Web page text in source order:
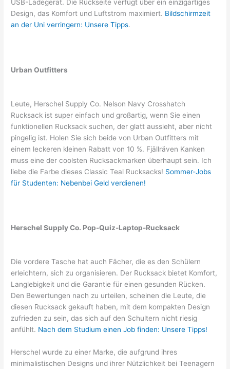
USB-Ladegerät. Die Rückseite verfügt über ein einzigartiges
Design, das Komfort und Luftstrom maximiert. Bildschirmzeit
an der Uni verringern: Unsere Tipps.
Urban Outfitters
Leute, Herschel Supply Co. Nelson Navy Crosshatch
Rucksack ist super einfach und großartig, wenn Sie einen
funktionellen Rucksack suchen, der glatt aussieht, aber nicht
pingelig ist. Holen Sie sich beide von Urban Outfitters mit
einem leckeren kleinen Rabatt von 10 %. Fjällräven Kanken
muss eine der coolsten Rucksackmarken überhaupt sein. Ich
liebe die Farbe dieses Classic Teal Rucksacks! Sommer-Jobs
für Studenten: Nebenbei Geld verdienen!
Herschel Supply Co. Pop-Quiz-Laptop-Rucksack
Die vordere Tasche hat auch Fächer, die es den Schülern
erleichtern, sich zu organisieren. Der Rucksack bietet Komfort,
Langlebigkeit und die Garantie für einen gesunden Rücken.
Den Bewertungen nach zu urteilen, scheinen die Leute, die
diesen Rucksack gekauft haben, mit dem kompakten Design
zufrieden zu sein, das sich auf den Schultern nicht riesig
anfühlt. Nach dem Studium einen Job finden: Unsere Tipps!
Herschel wurde zu einer Marke, die aufgrund ihres
minimalistischen Designs und ihrer Nützlichkeit bei Teenagern